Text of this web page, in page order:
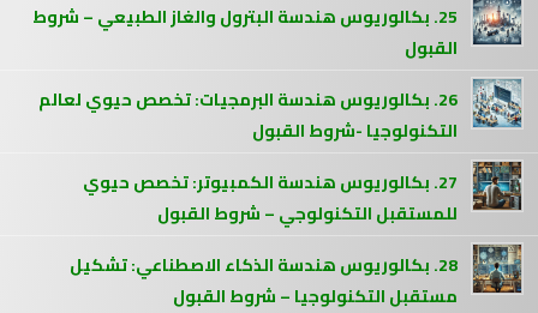
25. بكالوريوس هندسة البترول والغاز الطبيعي – شروط
القبول
26. بكالوريوس هندسة البرمجيات: تخصص حيوي لعالم
التكنولوجيا -شروط القبول
27. بكالوريوس هندسة الكمبيوتر: تخصص حيوي
للمستقبل التكنولوجي – شروط القبول
28. بكالوريوس هندسة الذكاء الاصطناعي: تشكيل
مستقبل التكنولوجيا – شروط القبول